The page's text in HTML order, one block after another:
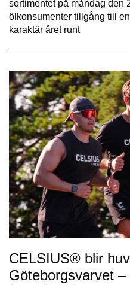
sortimentet på måndag den
ölkonsumenter tillgång till
karaktär året runt
CELSIUS® blir
Göteborgsvarvet